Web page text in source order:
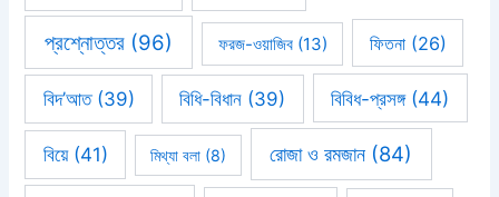
প্রশ্নোত্তর (96) ফরজ-ওয়াজিব(13) ফিতনা(26)
বিদ’আত(39) বিধি-বিধান (39) বিবিধ-প্রসঙ্গ(44)
বিয়ে(41) মিথ্যা বলা(8) রোজা ও রমজান (84)